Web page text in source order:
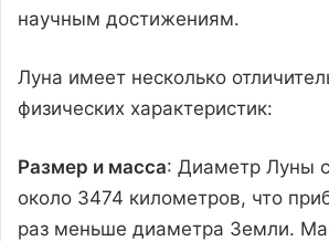
научным достижениям.
Луна имеет несколько
физических характеристик:
Размер и масса: Диаметр Луны
около 3474 километров, что
раз меньше диаметра Земли.